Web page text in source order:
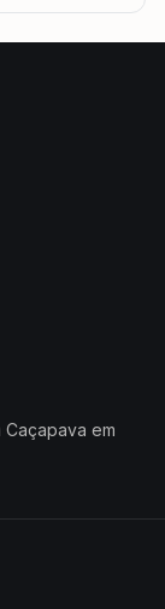
Caçapava em